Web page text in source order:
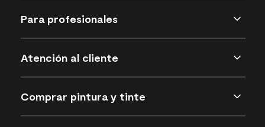
Para profesionales
Atención al cliente
Comprar pintura y tinte